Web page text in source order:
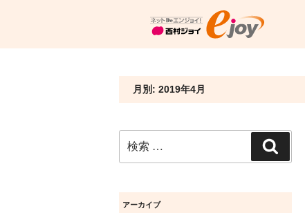
月別: 2019年4月
索:
索
アーカイブ